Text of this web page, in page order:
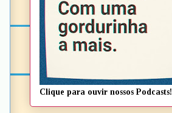
Clique para ouvir nossos Podcasts!